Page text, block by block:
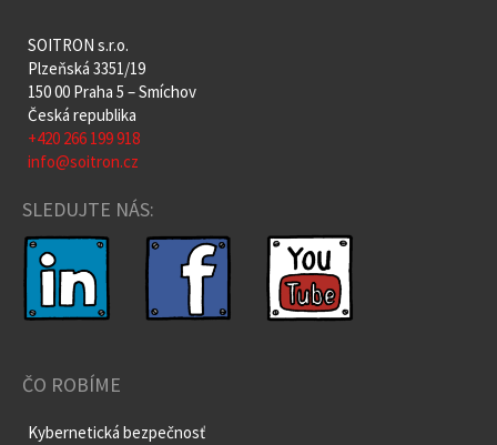
SOITRON s.r.o.
Plzeňská 3351/19
150 00 Praha 5 – Smíchov
Česká republika
+420 266 199 918
info@soitron.cz
SLEDUJTE NÁS:
ČO ROBÍME
Kybernetická bezpečnosť